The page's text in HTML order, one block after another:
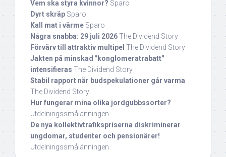
Vem ska styra kvinnor? Sparo
Dyrt skräp Sparo
Kall mat i värme Sparo
Några snabba: 29 juli 2026The Dividend Story
Förvärv till attraktiv multipel The Dividend Story
Jakten på minskad "konglomeratrabatt"
intensifieras The Dividend Story
Stabil rapport när budspekulationer går varma
The Dividend Story
Hur fungerar mina olika jordgubbssorter?
Utdelningssmålänningen
De nya kollektivtrafikspriserna diskriminerar
ungdomar, studenter och pensionärer!
Utdelningssmålänningen